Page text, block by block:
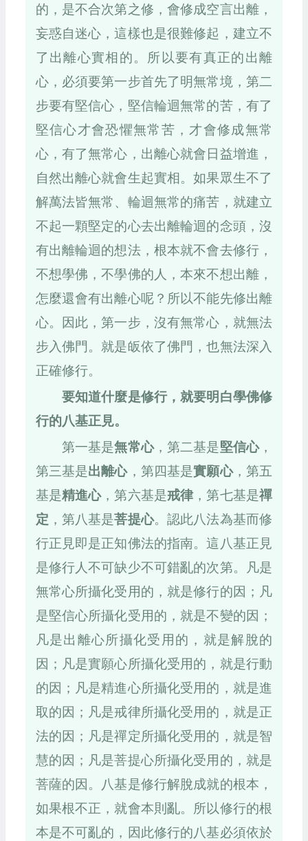
的，是不合次第之修，會修成空言出離，
妄惑自迷心，這樣也是很難修起，建立不
了出離心實相的。所以要有真正的出離
心，必須要第一步首先了明無常境，第二
步要有堅信心，堅信輪迴無常的苦，有了
堅信心才會恐懼無常苦，才會修成無常
心，有了無常心，出離心就會日益增進，
自然出離心就會生起實相。如果眾生不了
解萬法皆無常、輪迴無常的痛苦，就建立
不起一顆堅定的心去出離輪迴的念頭，沒
有出離輪迴的想法，根本就不會去修行，
不想學佛，不學佛的人，本來不想出離，
怎麼還會有出離心呢？所以不能先修出離
心。因此，第一步，沒有無常心，就無法
步入佛門。就是皈依了佛門，也無法深入
正確修行。
要知道什麼是修行，就要明白學佛修
行的八基正見。
第一基是無常心，第二基是堅信心，
第三基是出離心，第四基是實願心，第五
基是精進心，第六基是戒律 ，第七基是禪
定 ，第八基是菩提心。認此八法為基而修
行正見即是正知佛法的指南。這八基正見
是修行人不可缺少不可錯亂的次第。凡是
無常心所攝化受用的，就是修行的因；凡
是堅信心所攝化受用的，就是不變的因；
凡是出離心所攝化受用的，就是解脫的
因；凡是實願心所攝化受用的，就是行動
的因；凡是精進心所攝化受用的，就是進
取的因；凡是戒律所攝化受用的，就是正
法的因；凡是禪定所攝化受用的，就是智
慧的因；凡是菩提心所攝化受用的，就是
菩薩的因。八基是修行解脫成就的根本，
如果根不正，就會本則亂。所以修行的根
本是不可亂的，因此修行的八基必須依於